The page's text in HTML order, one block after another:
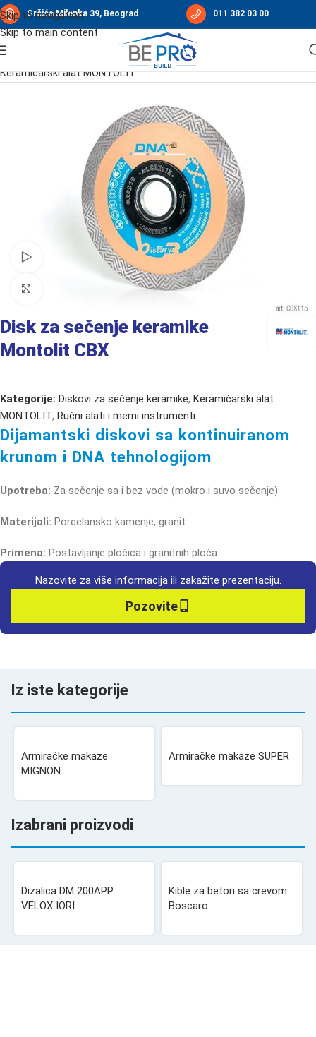
Skip to navigation
Skip to main content
Grčića Milenka 39, Beograd 011 382 03 00
Početna Ručni alati i merni instrumenti/
Keramičarski alat MONTOLIT
Pogledajte video
Disk za sečenje keramike
Montolit CBX
Kategorije: Diskovi za sečenje keramike, Keramičarski alat
MONTOLIT, Ručni alati i merni instrumenti
Dijamantski diskovi sa kontinuiranom
krunom i DNA tehnologijom
Upotreba: Za sečenje sa i bez vode (mokro i suvo sečenje)
Materijali: Porcelansko kamenje, granit
Primena: Postavljanje pločica i granitnih ploča
Nazovite za više informacija ili zakažite prezentaciju.
Pozovite
Iz iste kategorije
Armiračke makaze
MIGNON
Armiračke makaze SUPER
Izabrani proizvodi
Dizalica DM 200APP
VELOX IORI
Kible za beton sa crevom
Boscaro